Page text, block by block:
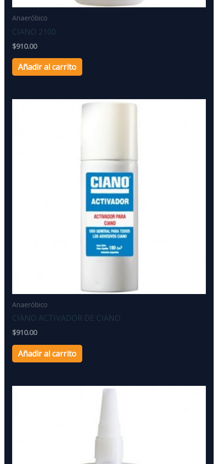
Anaeróbico
CIANO 2100
$910.00
Añadir al carrito
Anaeróbico
CIANO ACTIVADOR DE CIANO
$910.00
Añadir al carrito